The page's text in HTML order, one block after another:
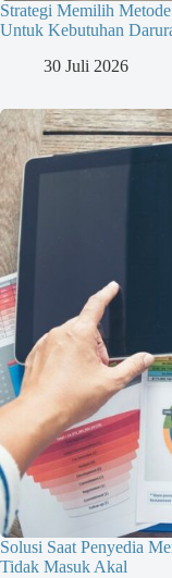
Strategi Memilih
Untuk Kebutuhan
30 Juli 2026
Solusi Saat Penyedia
Tidak Masuk Akal